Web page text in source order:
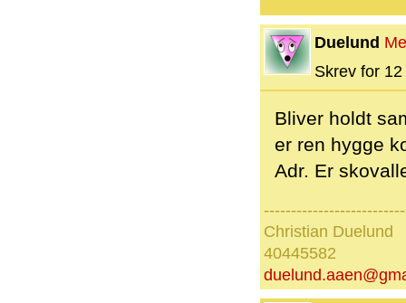
Duelund
Skrev for
Bliver holdt
er ren hygge
Adr. Er
Christian Duelund
40445582